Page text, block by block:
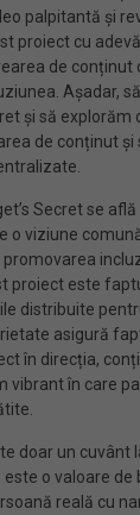
palpitantă și
proiect cu
de conținut
Așadar,
și să explorăm
de conținut
Secret se
o viziune
proiect este
distribuite
asigură
în direcția,
vibrant în care
doar un cuvânt
este o valoare de
reală cu